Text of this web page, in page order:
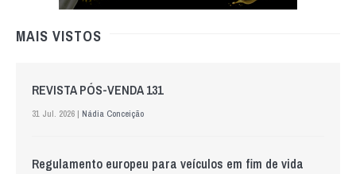
MAIS VISTOS
REVISTA PÓS-VENDA 131
31 Jul. 2026 | Nádia Conceição
Regulamento europeu para veículos em fim de vida